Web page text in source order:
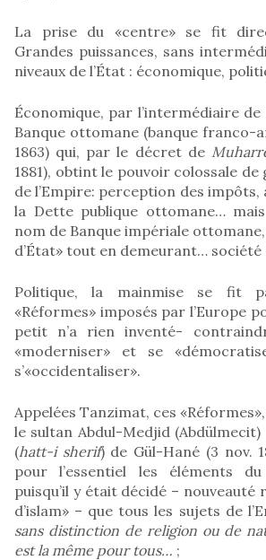
La prise du «centre» se fit
Grandes puissances, sans
niveaux de l’État : économique,
Économique, par l’intermédiaire
Banque ottomane (banque franco-
1863) qui, par le décret de
1881), obtint le pouvoir colossale
de l’Empire: perception des
la Dette publique ottomane…
nom de Banque impériale ottomane,
d’État» tout en demeurant…
Politique, la mainmise se fit
«Réformes» imposés par l’Europe
petit n’a rien inventé-
«moderniser» et se
s’«occidentaliser».
Appelées Tanzimat, ces
le sultan Abdul-Medjid (Abdülmecit)
(hatt-i sherif) de Gül-Hané (3 nov.
pour l’essentiel les éléments
puisqu’il y était décidé – nouveauté
d’islam» – que tous les sujets de
sans distinction de religion ou de
est la même pour tous… ;